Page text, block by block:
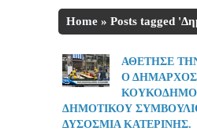
Home » Posts tagged
ΑΘΕΤΗΣΕ
Ο
ΔΗΜΟΤΙΚΟΥ
ΔΥΣΟΣΜΙΑ ΚΑΤΕΡΙΝΗΣ.